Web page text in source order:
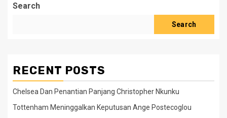
Search
Search
RECENT POSTS
Chelsea Dan Penantian Panjang Christopher Nkunku
Tottenham Meninggalkan Keputusan Ange Postecoglou